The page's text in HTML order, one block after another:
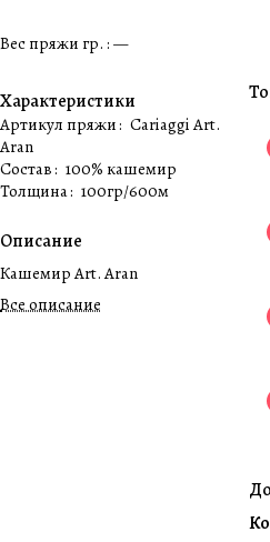
Вес пряжи гр. : —
Характеристики
Артикул пряжи: Cariaggi Art.
Aran
Состав: 100% кашемир
Толщина: 100гр/600м
Описание
Кашемир Art. Aran
Все описание